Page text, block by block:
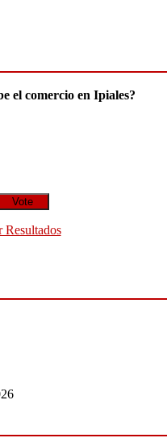
el comercio en Ipiales?
Resultados